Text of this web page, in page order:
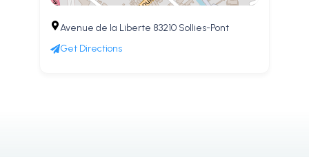
Avenue de la Liberte 83210 Sollies-Pont
Get Directions